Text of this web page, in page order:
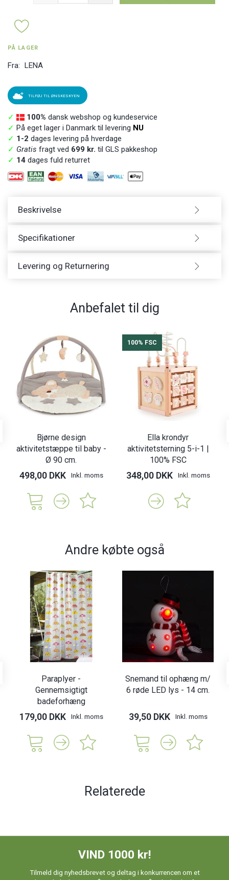
PÅ LAGER
Fra: LENA
TILFØJ TIL ØNSKESKYEN
✓ 100% dansk webshop og kundeservice
✓ På eget lager i Danmark til levering NU
✓ 1-2 dages levering på hverdage
✓ Gratis fragt ved 699 kr. til GLS pakkeshop
✓ 14 dages fuld returret
Beskrivelse
Specifikationer
Levering og Returnering
Anbefalet til dig
Bjørne design
aktivitetstæppe til baby -
Ø 90 cm.
498,00 DKK Inkl. moms
100% FSC
Ella krondyr
aktivitetsterning 5-i-1 |
100% FSC
348,00 DKK Inkl. moms
Andre købte også
Paraplyer -
Gennemsigtigt
badeforhæng
179,00 DKK Inkl. moms
Snemand til ophæng m/
6 røde LED lys - 14 cm.
39,50 DKK Inkl. moms
Relaterede
VIND 1000 kr!
Tilmeld dig nyhedsbrevet og deltag i konkurrencen om et